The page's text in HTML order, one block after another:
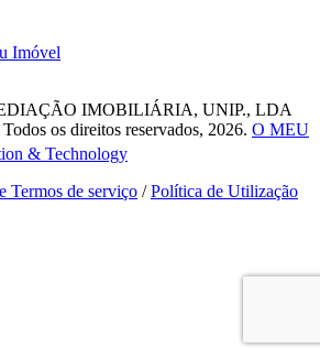
Imóvel
IMOBILIÁRIA, UNIP., LDA
os direitos reservados, 2026. O MEU
& Technology
Termos de serviço /Política de Utilização